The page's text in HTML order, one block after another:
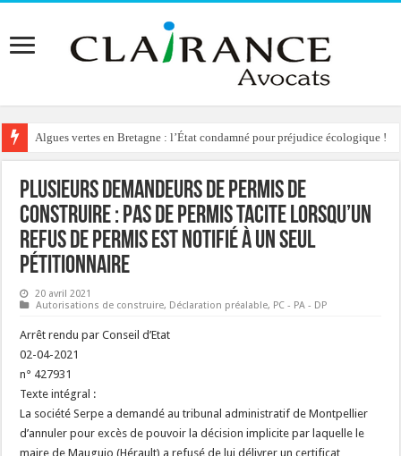
Algues vertes en Bretagne : l’État condamné pour préjudice écologique !
Plusieurs demandeurs de permis de
construire : pas de permis tacite lorsqu’un
refus de permis est notifié à un seul
pétitionnaire
20 avril 2021
Autorisations de construire, Déclaration préalable, PC - PA - DP
Arrêt rendu par Conseil d’Etat
02-04-2021
n° 427931
Texte intégral :
La société Serpe a demandé au tribunal administratif de Montpellier
d’annuler pour excès de pouvoir la décision implicite par laquelle le
maire de Mauguio (Hérault) a refusé de lui délivrer un certificat